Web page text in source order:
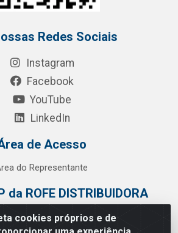
cookies próprios e de
Redes Sociais
Instagram
Facebook
YouTube
LinkedIn
de Acesso
do Representante
da ROFE DISTRIBUIDORA